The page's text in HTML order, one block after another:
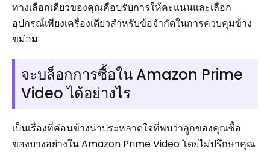
ทางเลือกเดียวของคุณคือปรับการให้คะแนนและเลือก
อุปกรณ์เพียงเครื่องเดียวสำหรับข้อจำกัดในการควบคุมข้าง
ขม่อม
จะบล็อกการซื้อใน Amazon Prime
Video ได้อย่างไร
เป็นเรื่องที่ค่อนข้างน่าประหลาดใจที่พบว่าลูกของคุณซื้อ
ของบางอย่างใน Amazon Prime Video โดยไม่ปรึกษาคุณ